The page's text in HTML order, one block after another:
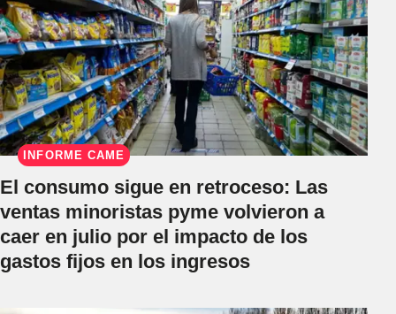
INFORME CAME
El consumo sigue en retroceso: Las
ventas minoristas pyme volvieron a
caer en julio por el impacto de los
gastos fijos en los ingresos